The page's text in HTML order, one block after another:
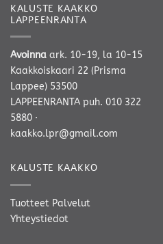
KALUSTE KAAKKO
LAPPEENRANTA
Avoinna ark. 10-19, la 10-15
Kaakkoiskaari 22 (Prisma
Lappee) 53500
LAPPEENRANTA puh. 010 322
5880 ·
kaakko.lpr@gmail.com
KALUSTE KAAKKO
Tuotteet Palvelut
Yhteystiedot